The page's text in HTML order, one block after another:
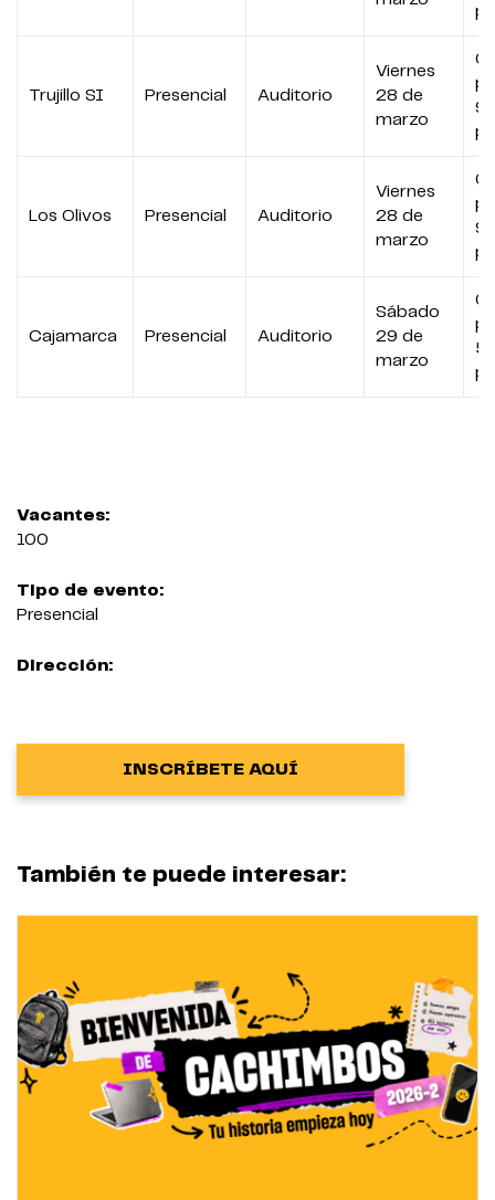
Trujillo SI Presencial Auditorio
Viernes
28 de
marzo
Los Olivos Presencial Auditorio
Viernes
28 de
marzo
Cajamarca Presencial Auditorio
Sábado
29 de
marzo
Vacantes:
100
Tipo de evento:
Presencial
Dirección:
INSCRÍBETE AQUÍ
También te puede interesar: